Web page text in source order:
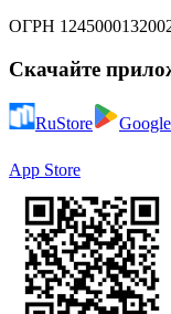
ОГРН
Скачайте
RuStore
App Store